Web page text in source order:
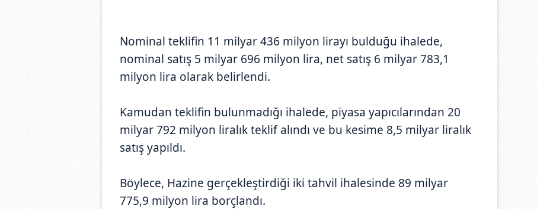
Nominal teklifin 11 milyar 436 milyon lirayı bulduğu ihalede,
nominal satış 5 milyar 696 milyon lira, net satış 6 milyar 783,1
milyon lira olarak belirlendi.
Kamudan teklifin bulunmadığı ihalede, piyasa yapıcılarından 20
milyar 792 milyon liralık teklif alındı ve bu kesime 8,5 milyar liralık
satış yapıldı.
Böylece, Hazine gerçekleştirdiği iki tahvil ihalesinde 89 milyar
775,9 milyon lira borçlandı.